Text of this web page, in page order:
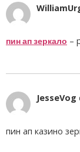
пин ап зеркало –
JesseVog
пин ап казино